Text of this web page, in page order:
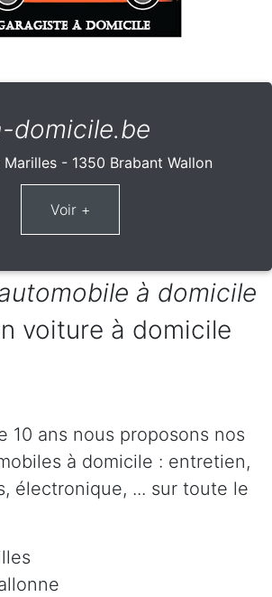
domicile.be
- 1350 Brabant Wallon
à domicile
voiture à domicile
10 ans nous proposons nos
à domicile : entretien,
électronique, ... sur toute le